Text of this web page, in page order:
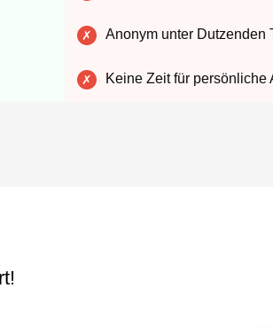
✗ Anonym unter Dutzenden
✗ Keine Zeit für persönliche